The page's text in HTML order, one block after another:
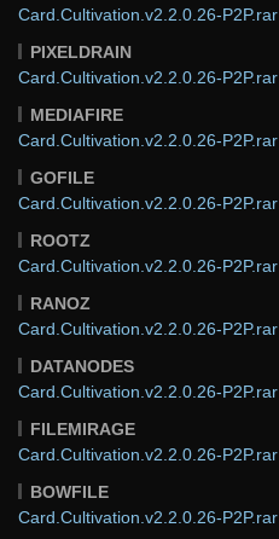
Card.Cultivation.v2.2.0.26-P2P.rar
PIXELDRAIN
Card.Cultivation.v2.2.0.26-P2P.rar
MEDIAFIRE
Card.Cultivation.v2.2.0.26-P2P.rar
GOFILE
Card.Cultivation.v2.2.0.26-P2P.rar
ROOTZ
Card.Cultivation.v2.2.0.26-P2P.rar
RANOZ
Card.Cultivation.v2.2.0.26-P2P.rar
DATANODES
Card.Cultivation.v2.2.0.26-P2P.rar
FILEMIRAGE
Card.Cultivation.v2.2.0.26-P2P.rar
BOWFILE
Card.Cultivation.v2.2.0.26-P2P.rar